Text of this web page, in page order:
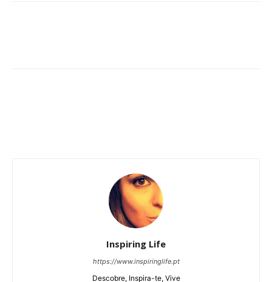
Inspiring Life
https://www.inspiringlife.pt
Descobre, Inspira-te, Vive